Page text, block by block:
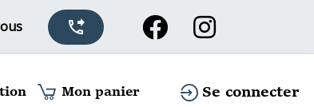
phone_forwarded
Mon panier Se connecter